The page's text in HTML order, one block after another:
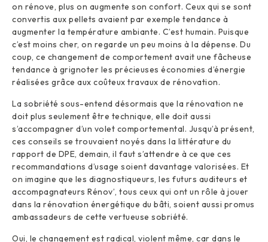
on rénove, plus on augmente son confort. Ceux qui se sont
convertis aux pellets avaient par exemple tendance à
augmenter la température ambiante. C’est humain. Puisque
c’est moins cher, on regarde un peu moins à la dépense. Du
coup, ce changement de comportement avait une fâcheuse
tendance à grignoter les précieuses économies d’énergie
réalisées grâce aux coûteux travaux de rénovation.
La sobriété sous-entend désormais que la rénovation ne
doit plus seulement être technique, elle doit aussi
s’accompagner d’un volet comportemental. Jusqu’à présent,
ces conseils se trouvaient noyés dans la littérature du
rapport de DPE, demain, il faut s’attendre à ce que ces
recommandations d’usage soient davantage valorisées. Et
on imagine que les diagnostiqueurs, les futurs auditeurs et
accompagnateurs Rénov’, tous ceux qui ont un rôle à jouer
dans la rénovation énergétique du bâti, soient aussi promus
ambassadeurs de cette vertueuse sobriété.
Oui, le changement est radical, violent même, car dans le